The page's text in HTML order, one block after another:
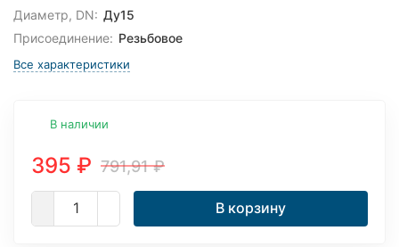
Диаметр, DN: Ду15
Присоединение: Резьбовое
Все характеристики
В наличии
395 ₽ 791,91₽
В корзину